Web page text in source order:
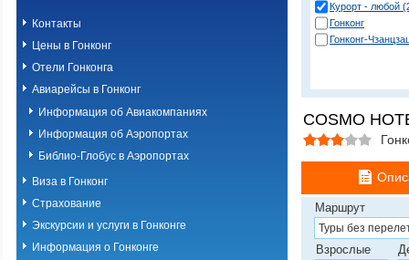
Контакты
Цены в Гонконг
Отели Гонконга
Авиарейсы в Гонконг
Информация об Авиакомпаниях
Информация об Аэропортах
Библио-Глобус в Аэропортах
Виза в Гонконг
Страхование
Экскурсии и услуги в Гонконге
Информация о Гонконге
Курорт - любой
Гонконг
Гонконг-
COSMO
Маршрут
Взрослые